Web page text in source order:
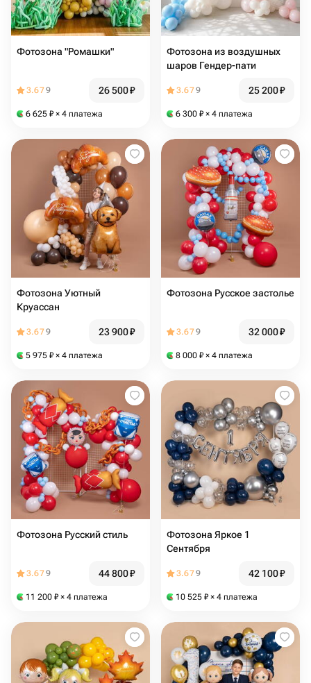
Фотозона "Ромашки"
3.679 26 500₽
6 625 ₽ × 4 платежа
Фотозона из воздушных
шаров Гендер-пати
3.679 25 200₽
6 300 ₽ × 4 платежа
Фотозона Уютный
Круассан
3.679 23 900₽
5 975 ₽ × 4 платежа
Фотозона Русское застолье
3.679 32 000₽
8 000 ₽ × 4 платежа
Фотозона Русский стиль
3.679 44 800₽
11 200 ₽ × 4 платежа
Фотозона Яркое 1
Сентября
3.679 42 100₽
10 525 ₽ × 4 платежа